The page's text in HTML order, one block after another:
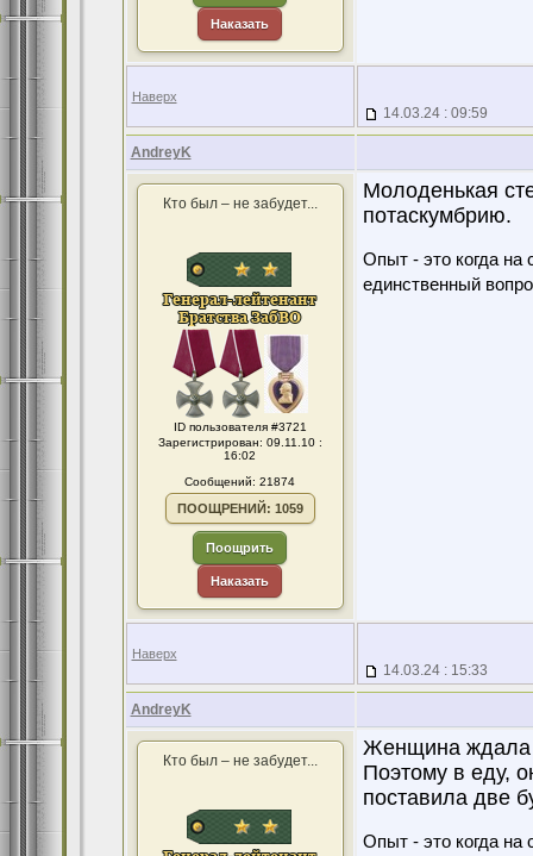
Наказать
Наверх
14.03.24 : 09:59
AndreyK
Кто был – не забудет...
ID пользователя #3721
Зарегистрирован: 09.11.10 :
16:02
Сообщений: 21874
ПООЩРЕНИЙ: 1059
Поощрить
Наказать
Молоденькая
потаскумбрию.
Опыт - это когда на
единственный
Наверх
14.03.24 : 15:33
AndreyK
Кто был – не забудет...
Женщина ждала
Поэтому в еду,
поставила две
Опыт - это когда на